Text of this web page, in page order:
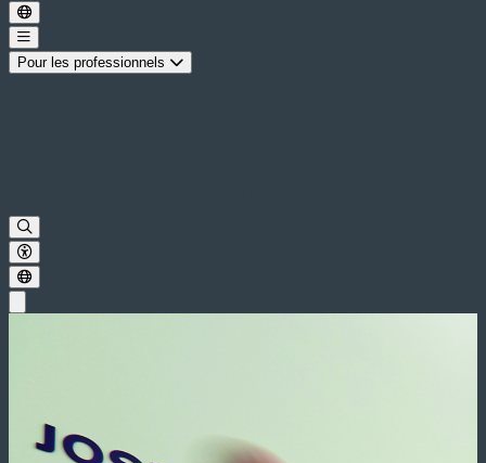
Pour les professionnels